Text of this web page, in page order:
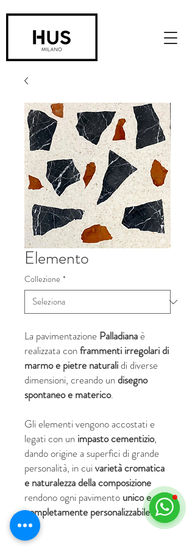
Elemento
Collezione *
La pavimentazione Palladianaè
realizzata conframmenti irregolari di
marmo e pietre naturalidi diverse
dimensioni, creando undisegno
spontaneo e materico.
Gli elementi vengono accostati e
legati con un impasto cementizio,
dando origine a superfici di grande
personalità, in cuivarietà cromatica
e naturalezza della composizione
rendono ogni pavimento unico e
completamente personalizzabile.